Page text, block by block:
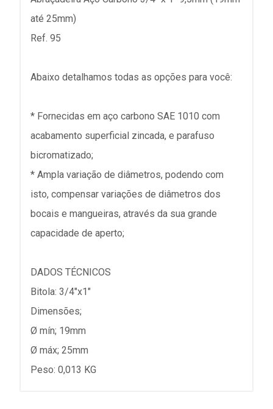
até 25mm)
Ref. 95
Abaixo detalhamos todas as opções para você:
* Fornecidas em aço carbono SAE 1010 com
acabamento superficial zincada, e parafuso
bicromatizado;
* Ampla variação de diâmetros, podendo com
isto, compensar variações de diâmetros dos
bocais e mangueiras, através da sua grande
capacidade de aperto;
DADOS TÉCNICOS
Bitola: 3/4"x1"
Dimensões;
Ø mín; 19mm
Ø máx; 25mm
Peso: 0,013 KG